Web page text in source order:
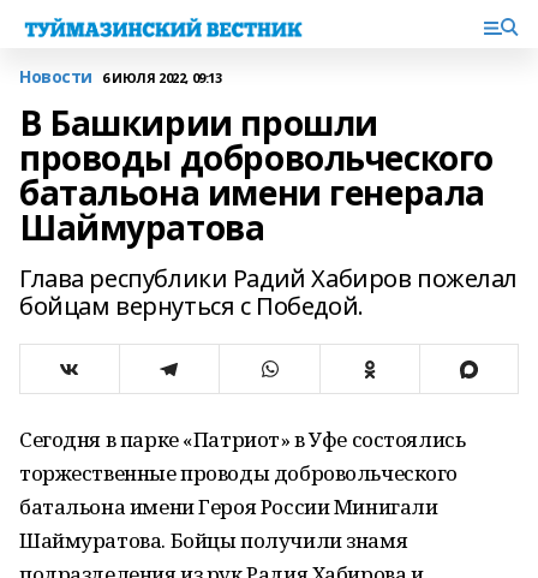
Новости 6 ИЮЛЯ 2022, 09:13
В Башкирии прошли
проводы добровольческого
батальона имени генерала
Шаймуратова
Глава республики Радий Хабиров пожелал
бойцам вернуться с Победой.
Сегодня в парке «Патриот» в Уфе состоялись
торжественные проводы добровольческого
батальона имени Героя России Минигали
Шаймуратова. Бойцы получили знамя